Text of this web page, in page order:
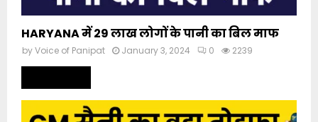
HARYANA में 29 लाख लोगों के पानी का बिल माफ
byVoice of Panipat January 3, 2024 0 2239